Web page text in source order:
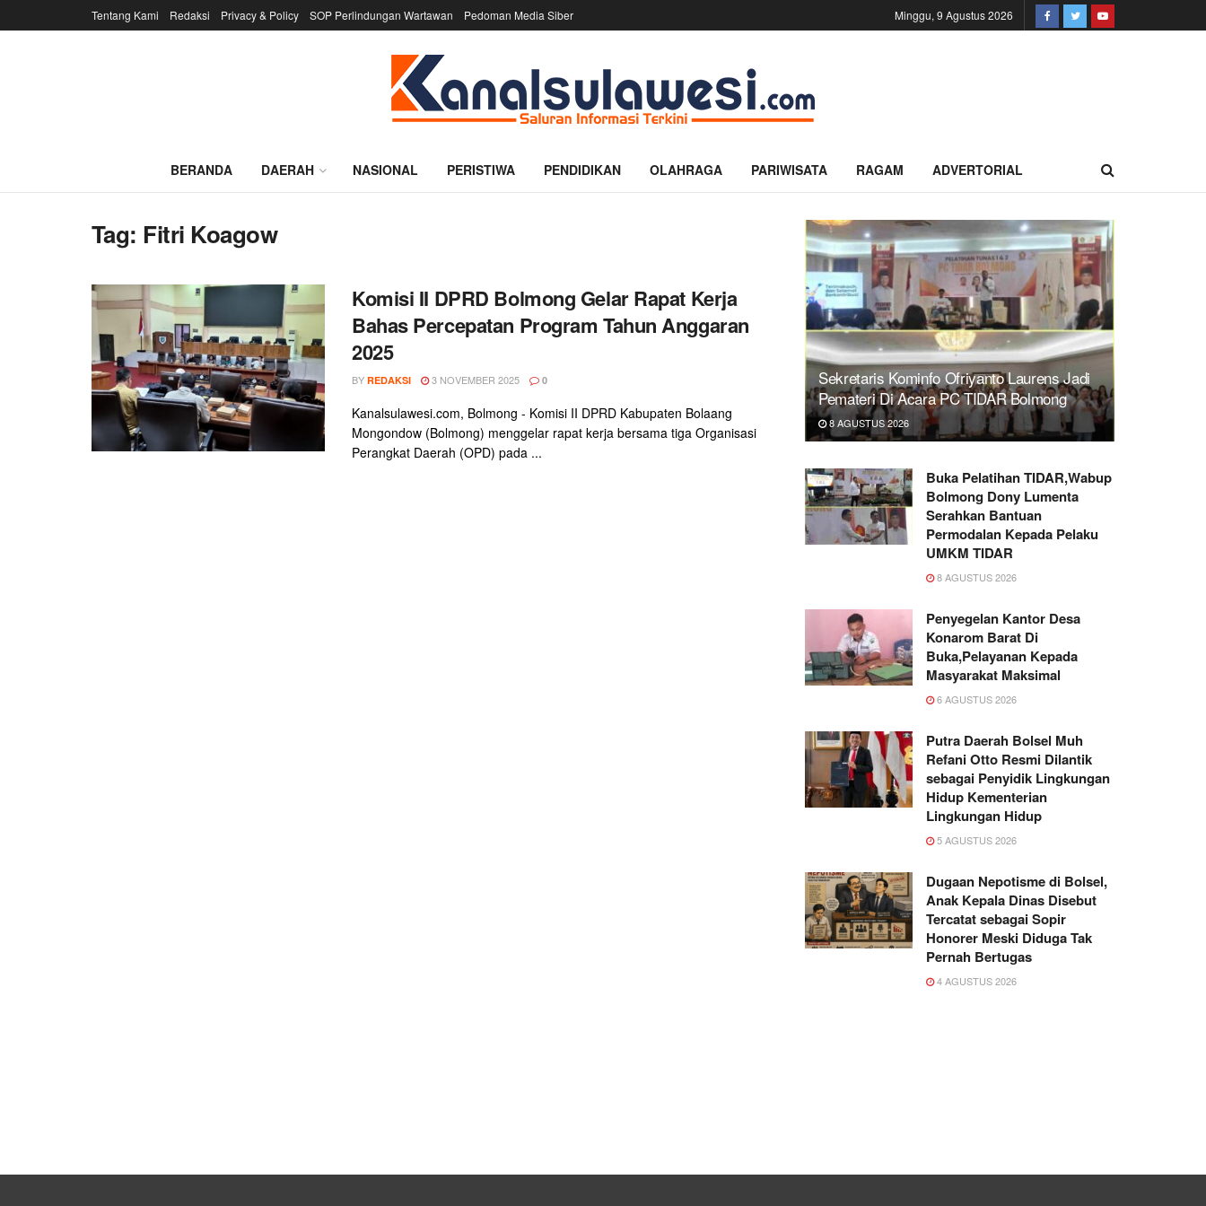
Tentang Kami Redaksi Privacy & Policy SOP Perlindungan Wartawan Pedoman Media Siber Minggu, 9 Agustus 2026
BERANDA DAERAH NASIONAL PERISTIWA PENDIDIKAN OLAHRAGA PARIWISATA RAGAM ADVERTORIAL
Tag: Fitri Koagow
Komisi II DPRD Bolmong Gelar Rapat Kerja
Bahas Percepatan Program Tahun Anggaran
2025
BY REDAKSI 3 NOVEMBER 2025 0
Kanalsulawesi.com, Bolmong - Komisi II DPRD Kabupaten Bolaang
Mongondow (Bolmong) menggelar rapat kerja bersama tiga Organisasi
Perangkat Daerah (OPD) pada ...
Sekretaris Kominfo Ofriyanto Laurens Jadi
Pemateri Di Acara PC TIDAR Bolmong
8 AGUSTUS 2026
Buka Pelatihan TIDAR,Wabup
Bolmong Dony Lumenta
Serahkan Bantuan
Permodalan Kepada Pelaku
UMKM TIDAR
8 AGUSTUS 2026
Penyegelan Kantor Desa
Konarom Barat Di
Buka,Pelayanan Kepada
Masyarakat Maksimal
6 AGUSTUS 2026
Putra Daerah Bolsel Muh
Refani Otto Resmi Dilantik
sebagai Penyidik Lingkungan
Hidup Kementerian
Lingkungan Hidup
5 AGUSTUS 2026
Dugaan Nepotisme di Bolsel,
Anak Kepala Dinas Disebut
Tercatat sebagai Sopir
Honorer Meski Diduga Tak
Pernah Bertugas
4 AGUSTUS 2026